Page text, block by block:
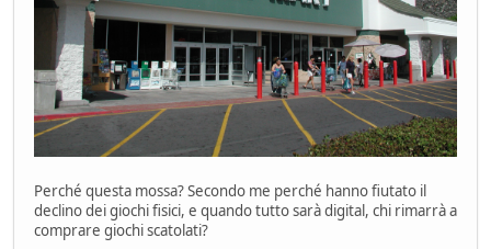
Perché questa mossa? Secondo me perché hanno fiutato il
declino dei giochi fisici, e quando tutto sarà digital, chi rimarrà a
comprare giochi scatolati?